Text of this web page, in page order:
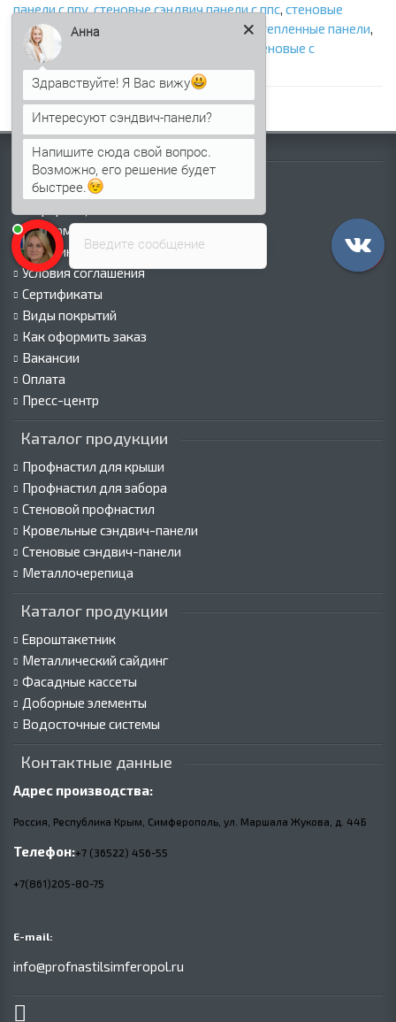
панели с ппу,стеновые сэндвич панели с ппс, стеновые
сэндвич панели с пир
стеновые панели, утепленные панели,
панели с утеплителем
сэндвич панели стеновые с
наполнителем,фасадные сэндвич панели
Информация
Палитра RAL
Информация о доставке
Политика безопасности
Условия соглашения
Сертификаты
Виды покрытий
Как оформить заказ
Вакансии
Оплата
Пресс-центр
Каталог продукции
Профнастил для крыши
Профнастил для забора
Стеновой профнастил
Кровельные сэндвич-панели
Стеновые сэндвич-панели
Металлочерепица
Каталог продукции
Евроштакетник
Металлический сайдинг
Фасадные кассеты
Доборные элементы
Водосточные системы
Контактные данные
Адрес производства:
Россия, Республика Крым, Симферополь, ул. Маршала Жукова, д. 44Б
Телефон:+7 (36522) 456-55
+7(861)205-80-75
E-mail:
info@profnastilsimferopol.ru
Введите сообщение
Анна
Здравствуйте! Я Вас вижу
Интересуют сэндвич-панели?
Напишите сюда свой вопрос.
Возможно, его решение будет
быстрее.